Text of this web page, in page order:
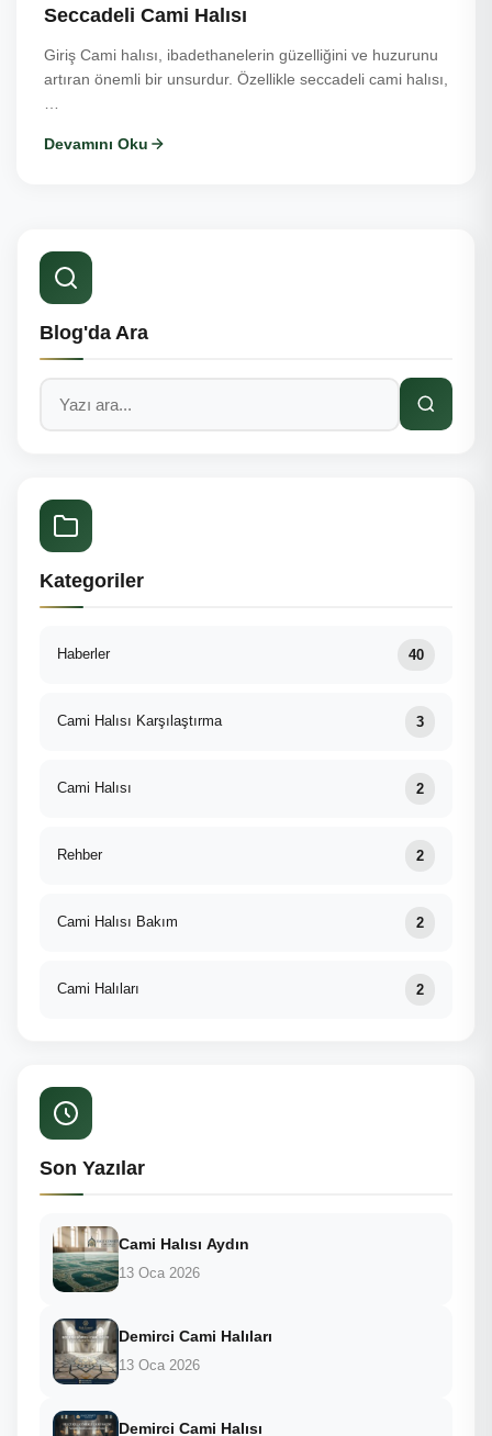
Seccadeli Cami Halısı
Giriş Cami halısı, ibadethanelerin güzelliğini ve huzurunu
artıran önemli bir unsurdur. Özellikle seccadeli cami halısı,
Devamını Oku
Blog'da Ara
Kategoriler
Haberler 40
Cami Halısı Karşılaştırma 3
Cami Halısı 2
Rehber 2
Cami Halısı Bakım 2
Cami Halıları 2
Son Yazılar
Cami Halısı Aydın
13 Oca 2026
Demirci Cami Halıları
13 Oca 2026
Demirci Cami Halısı